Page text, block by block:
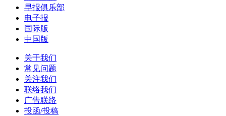
早报俱乐部
电子报
国际版
中国版
关于我们
常见问题
关注我们
联络我们
广告联络
投函/投稿